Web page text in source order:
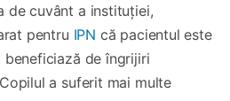
de cuvânt a instituției,
pentru IPN că pacientul este
de îngrijiri
a suferit mai multe